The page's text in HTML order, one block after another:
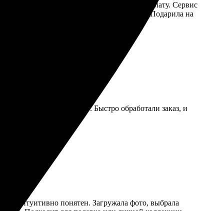
фото, выбрала оформление, сделала оплату. Сервис
держать в руках, листать страницы. Подарила на
легко загружала фото. Быстро обработали заказ, и
закажу снова!
интуитивно понятен. Загружала фото, выбрала